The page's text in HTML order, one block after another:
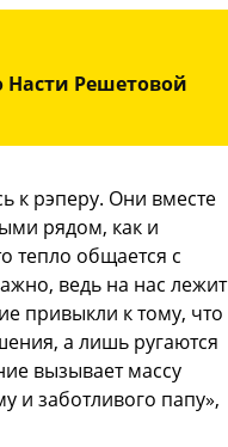
Насти Решетовой
к рэперу. Они вместе
рядом, как и
тепло общается с
ведь на нас лежит
привыкли к тому, что
а лишь ругаются
вызывает массу
и заботливого папу»,